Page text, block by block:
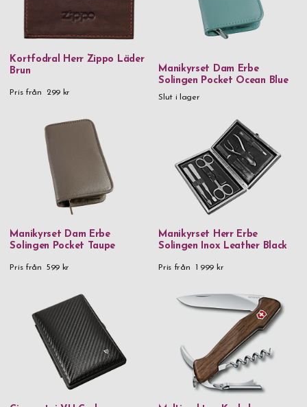
Roséguldpläterad ros
Rostfritt stål & björk
Rostfritt stål Lam. VG10W HRC 59
Rostfritt stål & PVD
Rostfritt stål & trä
Silverpläterad ros
Textil & FSC-certifierat papper
Trä
Veganskt läder & metall
Veganskt läder & rostfritt stål
Pris
Kortfodral Herr Zippo Läder
Brun
Pris från 299 kr
Manikyrset Dam Erbe
Solingen Pocket Ocean Blue
Slut i lager
Manikyrset Dam Erbe
Solingen Pocket Taupe
Pris från 599 kr
Manikyrset Herr Erbe
Solingen Inox Leather Black
Pris från 1 999 kr